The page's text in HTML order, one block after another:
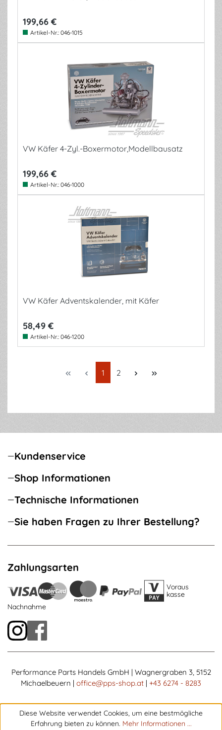
199,66 €
Artikel-Nr.: 046-1015
VW Käfer 4-Zyl.-Boxermotor,Modellbausatz
199,66 €
Artikel-Nr.: 046-1000
VW Käfer Adventskalender, mit Käfer
58,49 €
Artikel-Nr.: 046-1200
Seite
1 Seite
2
Kundenservice
Shop Informationen
Technische Informationen
Sie haben Fragen zu Ihrer Bestellung?
Zahlungsarten
Voraus
kasse
Nachnahme
Performance Parts Handels GmbH | Wagnergraben 3, 5152
Michaelbeuern | office@pps-shop.at | +43 6274 - 8283
Diese Website verwendet Cookies, um eine bestmögliche
Erfahrung bieten zu können. Mehr Informationen ...